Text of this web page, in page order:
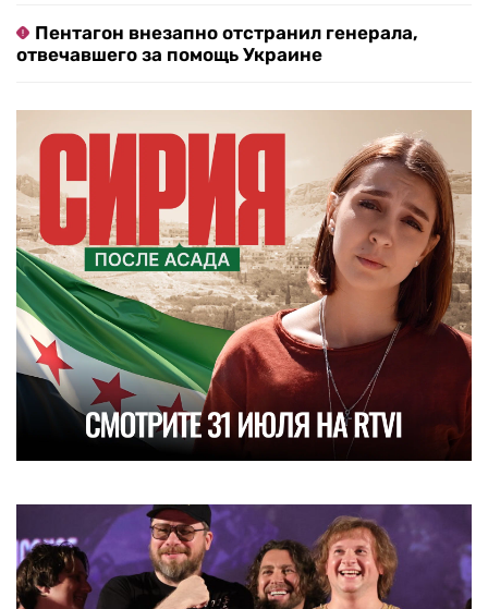
Пентагон внезапно отстранил генерала,
отвечавшего за помощь Украине